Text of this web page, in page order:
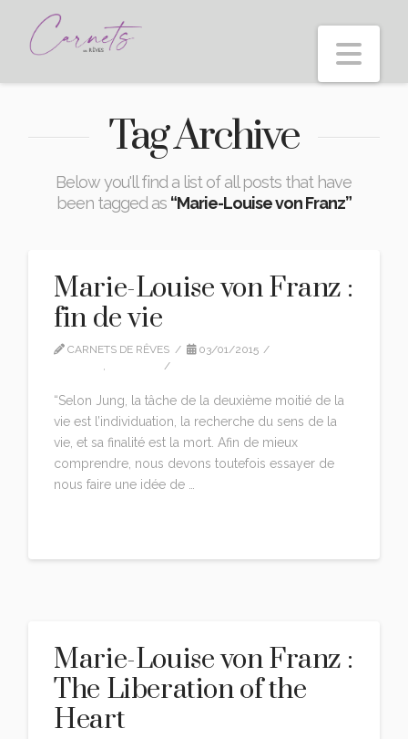
Tag Archive
Below you'll find a list of all posts that have
been tagged as “Marie-Louise von Franz”
Marie-Louise von Franz :
fin de vie
CARNETS DE RÊVES
03/01/2015
,
“Selon Jung, la tâche de la deuxième moitié de la
vie est l’individuation, la recherche du sens de la
vie, et sa finalité est la mort. Afin de mieux
comprendre, nous devons toutefois essayer de
nous faire une idée de …
Marie-Louise von Franz :
The Liberation of the
Heart